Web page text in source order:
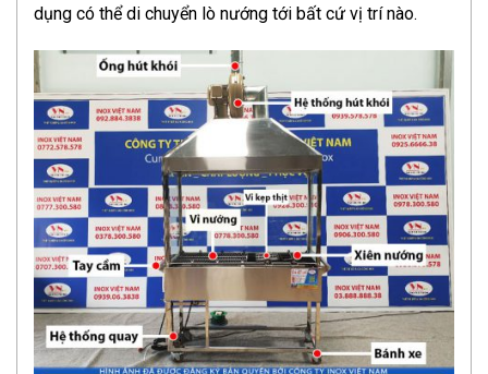
dụng có thể di chuyển lò nướng tới bất cứ vị trí nào.